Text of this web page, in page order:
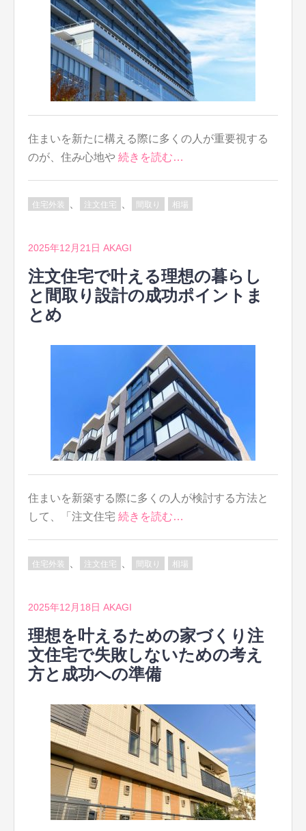
住まいを新たに構える際に多くの人が重要視する
のが、住み心地や 続きを読む…
住宅外装 注文住宅 間取り 相場
2025年12月21日 AKAGI
注文住宅で叶える理想の暮らし
と間取り設計の成功ポイントま
とめ
住まいを新築する際に多くの人が検討する方法と
して、「注文住宅 続きを読む…
住宅外装 注文住宅 間取り 相場
2025年12月18日 AKAGI
理想を叶えるための家づくり注
文住宅で失敗しないための考え
方と成功への準備